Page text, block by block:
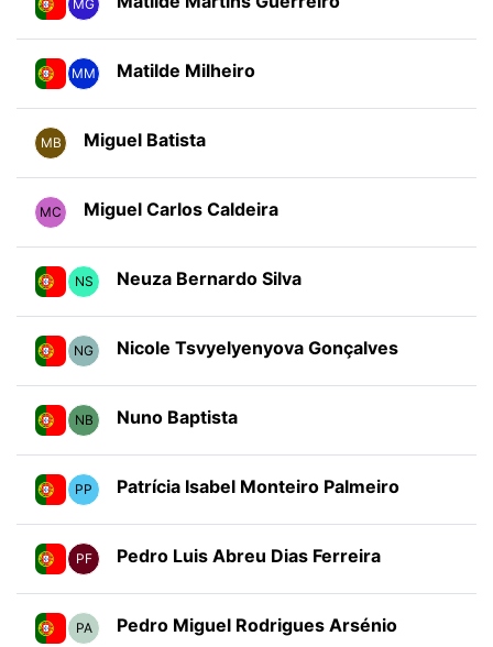
MG
MM Matilde Milheiro
MB Miguel Batista
MC Miguel Carlos Caldeira
NS Neuza Bernardo Silva
NG Nicole Tsvyelyenyova Gonçalves
NB Nuno Baptista
PP Patrícia Isabel Monteiro Palmeiro
PF Pedro Luis Abreu Dias Ferreira
PA Pedro Miguel Rodrigues Arsénio